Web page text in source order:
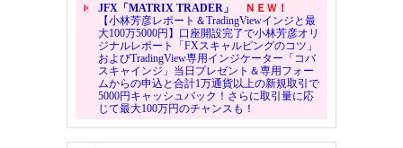
JFX「MATRIX TRADER」
ＮＥＷ！
【小林芳彦レポート＆TradingViewインジと最
大100万5000円】口座開設完了で小林芳彦オリ
ジナルレポート「FXスキャルピングのコツ」
およびTradingView専用インジケーター「コバ
スキャインジ」当日プレゼント＆専用フォー
ムからの申込と合計1万通貨以上の新規取引で
5000円キャッシュバック！さらに取引量に応
じて最大100万円のチャンスも！